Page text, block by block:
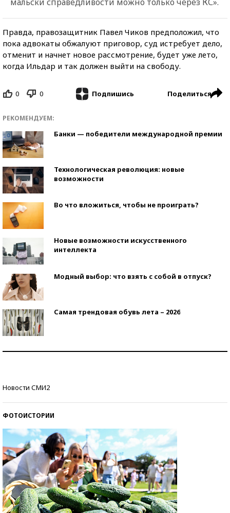
Правда, правозащитник Павел Чиков предположил, что
пока адвокаты обжалуют приговор, суд истребует дело,
отменит и начнет новое рассмотрение, будет уже лето,
когда Ильдар и так должен выйти на свободу.
0 0 Подпишись Поделиться
РЕКОМЕНДУЕМ:
Банки — победители международной премии
Технологическая революция: новые
возможности
Во что вложиться, чтобы не проиграть?
Новые возможности искусственного
интеллекта
Модный выбор: что взять с собой в отпуск?
Самая трендовая обувь лета – 2026
Новости СМИ2
ФОТОИСТОРИИ